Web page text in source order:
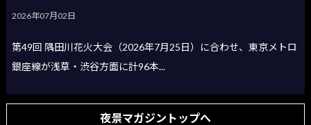
2026年07月02日
第49回 隅田川花火大会（2026年7月25日）に合わせ、東京メトロ
銀座線が浅草・渋谷方面に計96本...
夜景マガジントップへ